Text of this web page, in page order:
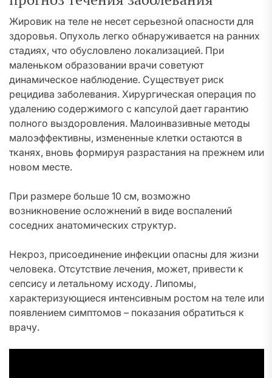
Жировик на теле не несет серьезной опасности для
здоровья. Опухоль легко обнаруживается на ранних
стадиях, что обусловлено локализацией. При
маленьком образовании врачи советуют
динамическое наблюдение. Существует риск
рецидива заболевания. Хирургическая операция по
удалению содержимого с капсулой дает гарантию
полного выздоровления. Малоинвазивные методы
малоэффективны, измененные клетки остаются в
тканях, вновь формируя разрастания на прежнем или
новом месте.
При размере больше 10 см, возможно
возникновение осложнений в виде воспалений
соседних анатомических структур.
Некроз, присоединение инфекции опасны для жизни
человека. Отсутствие лечения, может, привести к
сепсису и летальному исходу. Липомы,
характеризующиеся интенсивным ростом на теле или
появлением симптомов – показания обратиться к
врачу.